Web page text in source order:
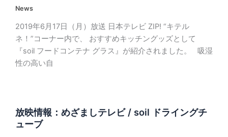
News
2019年6月17日（月）放送 日本テレビ ZIP! “キテル
ネ！”コーナー内で、 おすすめキッチングッズとして
『soil フードコンテナ グラス』が紹介されました。 吸湿
性の高い自
放映情報：めざましテレビ / soil ドライングチ
ューブ